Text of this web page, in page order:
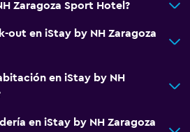
Zaragoza Sport Hotel?
out en iStay by NH Zaragoza
en iStay by NH
en iStay by NH Zaragoza